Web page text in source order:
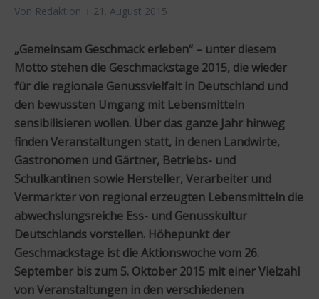
Von Redaktion 21. August 2015
„Gemeinsam Geschmack erleben“ – unter diesem
Motto stehen die Geschmackstage 2015, die wieder
für die regionale Genussvielfalt in Deutschland und
den bewussten Umgang mit Lebensmitteln
sensibilisieren wollen. Über das ganze Jahr hinweg
finden Veranstaltungen statt, in denen Landwirte,
Gastronomen und Gärtner, Betriebs- und
Schulkantinen sowie Hersteller, Verarbeiter und
Vermarkter von regional erzeugten Lebensmitteln die
abwechslungsreiche Ess- und Genusskultur
Deutschlands vorstellen. Höhepunkt der
Geschmackstage ist die Aktionswoche vom 26.
September bis zum 5. Oktober 2015 mit einer Vielzahl
von Veranstaltungen in den verschiedenen